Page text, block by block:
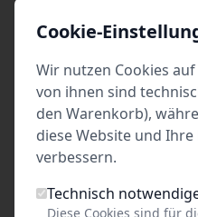
weitere
Produktionen
Veranstalters
Cookie-
Wir nutzen Cookies
von ihnen sind
den Warenkorb),
diese Website und
verbessern.
Technisch
Diese Cookies sind für